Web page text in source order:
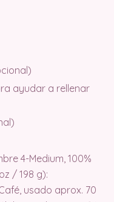
ayudar a rellenar
4-Medium, 100%
/ 198 g):
usado aprox. 70